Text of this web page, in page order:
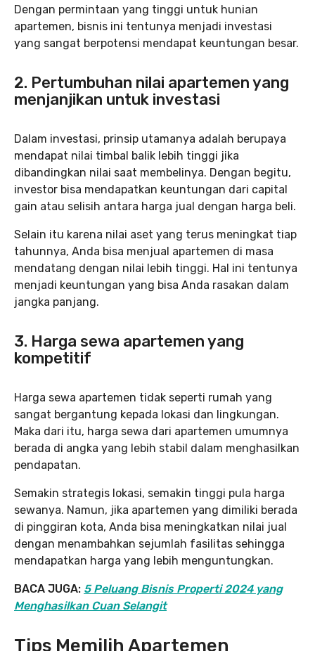
Dengan permintaan yang tinggi untuk hunian
apartemen, bisnis ini tentunya menjadi investasi
yang sangat berpotensi mendapat keuntungan besar.
2. Pertumbuhan nilai apartemen yang
menjanjikan untuk investasi
Dalam investasi, prinsip utamanya adalah berupaya
mendapat nilai timbal balik lebih tinggi jika
dibandingkan nilai saat membelinya. Dengan begitu,
investor bisa mendapatkan keuntungan dari capital
gain atau selisih antara harga jual dengan harga beli.
Selain itu karena nilai aset yang terus meningkat tiap
tahunnya, Anda bisa menjual apartemen di masa
mendatang dengan nilai lebih tinggi. Hal ini tentunya
menjadi keuntungan yang bisa Anda rasakan dalam
jangka panjang.
3. Harga sewa apartemen yang
kompetitif
Harga sewa apartemen tidak seperti rumah yang
sangat bergantung kepada lokasi dan lingkungan.
Maka dari itu, harga sewa dari apartemen umumnya
berada di angka yang lebih stabil dalam menghasilkan
pendapatan.
Semakin strategis lokasi, semakin tinggi pula harga
sewanya. Namun, jika apartemen yang dimiliki berada
di pinggiran kota, Anda bisa meningkatkan nilai jual
dengan menambahkan sejumlah fasilitas sehingga
mendapatkan harga yang lebih menguntungkan.
BACA JUGA: 5 Peluang Bisnis Properti 2024 yang
Menghasilkan Cuan Selangit
Tips Memilih Apartemen